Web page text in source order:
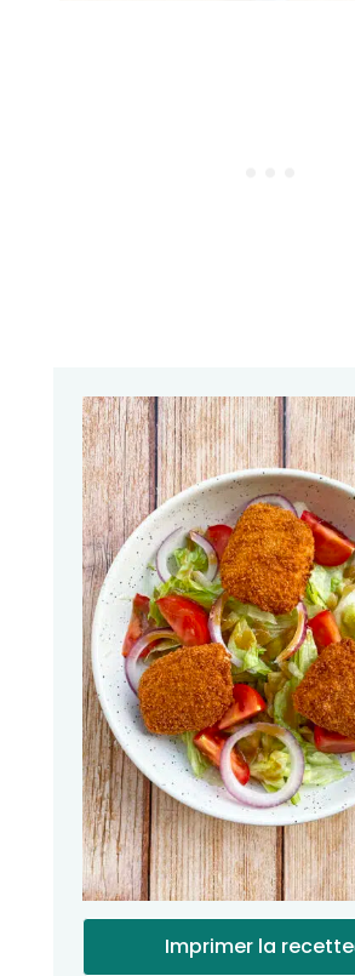
Imprimer la recette